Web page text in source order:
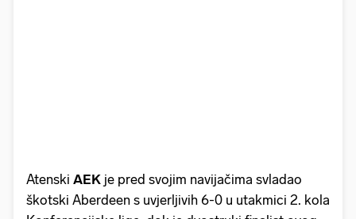
Atenski AEK je pred svojim navijačima svladao
škotski Aberdeen s uvjerljivih 6-0 u utakmici 2. kola